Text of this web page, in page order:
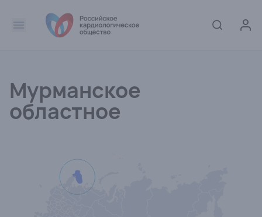
Мурманское
областное